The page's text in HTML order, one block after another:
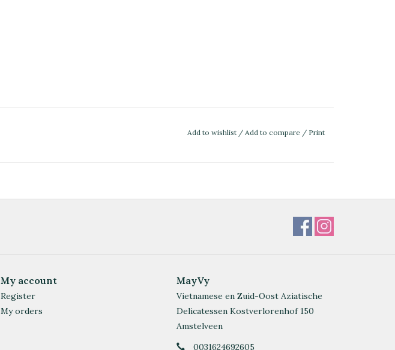
Add to wishlist / Add to compare / Print
My account
Register
My orders
MayVy
Vietnamese en Zuid-Oost Aziatische
Delicatessen Kostverlorenhof 150
Amstelveen
0031624692605